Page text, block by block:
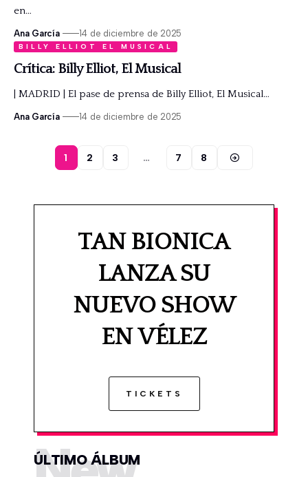
en…
Ana García 14 de diciembre de 2025
BILLY ELLIOT EL MUSICAL
Crítica: Billy Elliot, El Musical
| MADRID | El pase de prensa de Billy Elliot, El Musical…
Ana García 14 de diciembre de 2025
1 2 3 … 7 8
TAN BIONICA
LANZA SU
NUEVO SHOW
EN VÉLEZ
TICKETS
ÚLTIMO ÁLBUM